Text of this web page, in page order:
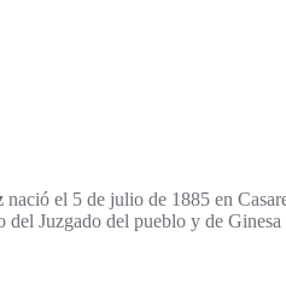
nació el 5 de julio de 1885 en
Juzgado del pueblo y de